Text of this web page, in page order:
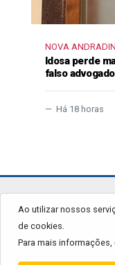
NOVA
Idosa perde
falso
Há 18 horas
Ao utilizar nossos
de cookies.
Para mais